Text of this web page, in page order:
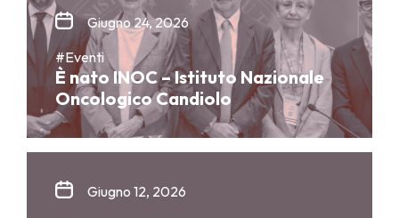
Giugno 24, 2026
#Eventi
È nato INOC – Istituto Nazionale
Oncologico Candiolo
Giugno 12, 2026